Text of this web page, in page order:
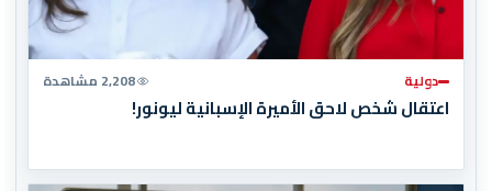
دولية 2,208 مشاهدة
اعتقال شخص لاحق الأميرة الإسبانية ليونور!